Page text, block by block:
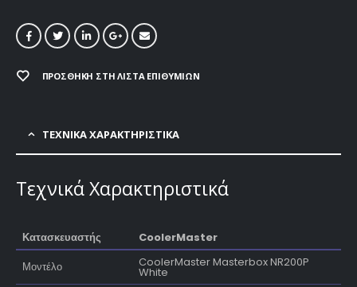
ΠΡΟΣΘΉΚΗ ΣΤΗ ΛΊΣΤΑ ΕΠΙΘΥΜΙΏΝ
ΤΕΧΝΙΚΑ ΧΑΡΑΚΤΗΡΙΣΤΙΚΑ
Τεχνικά Χαρακτηριστικά
Κατασκευαστής
CoolerMaster
Μοντέλο
CoolerMaster Masterbox NR200P
White